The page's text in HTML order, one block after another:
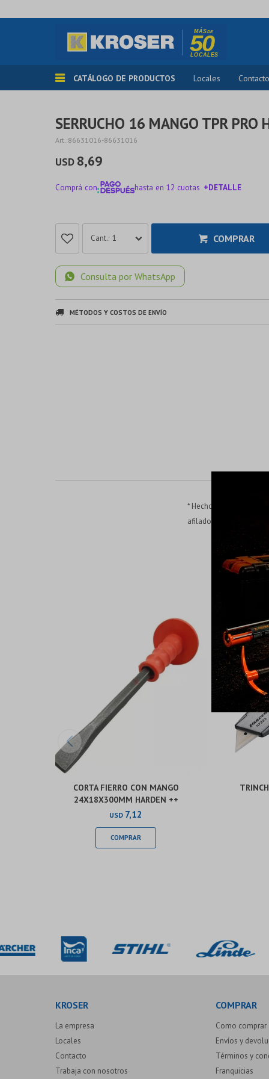
CATÁLOGO DE PRODUCTOS Locales Contacto
SERRUCHO 16 MANGO TPR PRO
86631016-86631016
USD 8,69
Comprá con hasta en 12 cuotas +DETALLE
1 COMPRAR
Consulta por WhatsApp
MÉTODOS Y COSTOS DE ENVÍO
* Hecho de acero,
afilados y eliminan
CORTA FIERRO CON MANGO
24X18X300MM HARDEN ++
USD 7,12
KROSER
La empresa
Locales
Contacto
Trabaja con nosotros
COMPRAR
Como comprar
Envíos y
Términos y
Franquicias